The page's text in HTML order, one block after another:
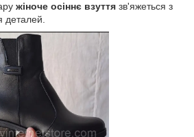
жіноче осіннє взуття зв'яжеться з